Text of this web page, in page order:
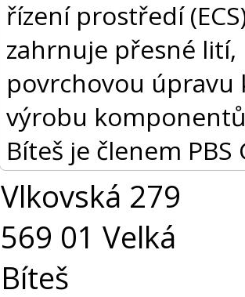
řízení prostředí
zahrnuje přesné
povrchovou úpravu
výrobu
Bíteš je členem PBS
Vlkovská 279
569 01 Velká
Bíteš